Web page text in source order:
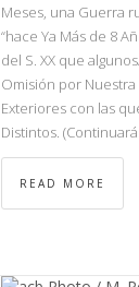
Meses, una Guerra
“hace Ya Más de 8
del S. XX que
Omisión por Nuestra
Exteriores con las
Distintos.
READ MORE